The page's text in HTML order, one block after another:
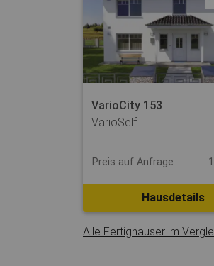
VarioCity 153
VarioSelf
Preis auf Anfrage
Hausdetails
Alle Fertighäuser im